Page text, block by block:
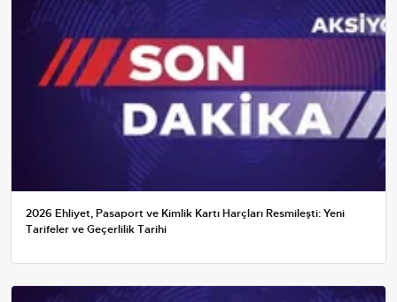
2026 Ehliyet, Pasaport ve Kimlik Kartı Harçları Resmileşti: Yeni
Tarifeler ve Geçerlilik Tarihi